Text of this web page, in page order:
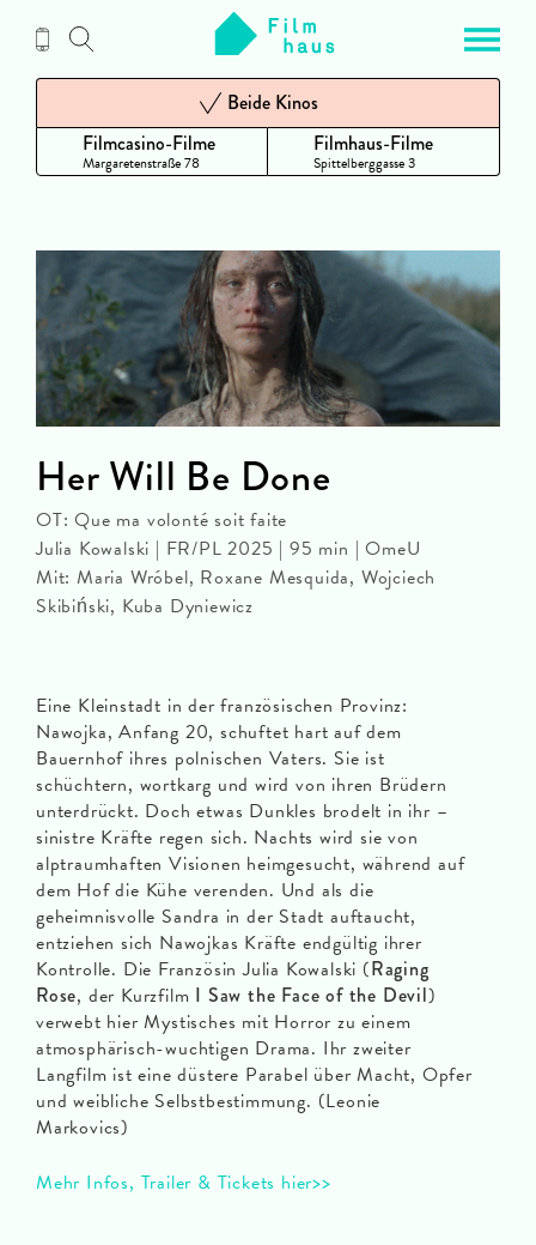
Inhalt
Filmcasino-Filme
Margaretenstraße 78
Beide Kinos
Filmhaus-Filme
Spittelberggasse 3
Eine Kleinstadt in der französischen Provinz:
Nawojka, Anfang 20, schuftet hart auf dem
Bauernhof ihres polnischen Vaters. Sie ist
schüchtern, wortkarg und wird von ihren Brüdern
unterdrückt. Doch etwas Dunkles brodelt in ihr –
sinistre Kräfte regen sich. Nachts wird sie von
alptraumhaften Visionen heimgesucht, während auf
dem Hof die Kühe verenden. Und als die
geheimnisvolle Sandra in der Stadt auftaucht,
entziehen sich Nawojkas Kräfte endgültig ihrer
Kontrolle. Die Französin Julia Kowalski (Raging
Rose, der Kurzfilm I Saw the Face of the Devil)
verwebt hier Mystisches mit Horror zu einem
atmosphärisch-wuchtigen Drama. Ihr zweiter
Langfilm ist eine düstere Parabel über Macht, Opfer
und weibliche Selbstbestimmung. (Leonie
Markovics)
Mehr Infos, Trailer & Tickets hier>>
Her Will Be Done
OT: Que ma volonté soit faite
Julia Kowalski | FR/PL 2025 | 95 min | OmeU
Mit: Maria Wróbel, Roxane Mesquida, Wojciech
Skibiński, Kuba Dyniewicz